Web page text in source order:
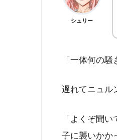
シュリー
「一体何の騒
遅れてニュル
「よくぞ聞
子に襲いかか